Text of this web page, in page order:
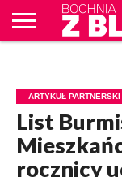
ARTYKUŁ PARTNERSKI
List
rocznicy